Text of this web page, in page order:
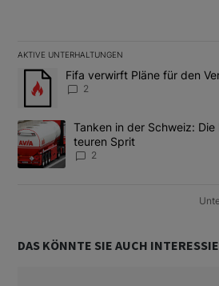
AKTIVE UNTERHALTUNGEN
Das Folgende ist eine Liste der am
Ein Trendartikel mit dem Titel "Fifa
Fifa verwirft Pläne für den
2
Ein Trendartikel mit dem Titel
Tanken in der Schweiz:
teuren Sprit
2
DAS KÖNNTE SIE AUCH